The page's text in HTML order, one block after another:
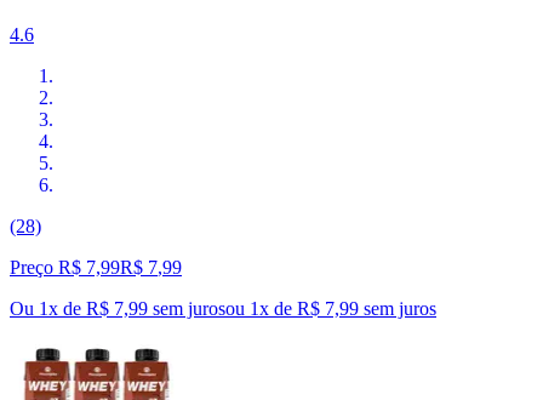
4.6
(28)
Preço R$ 7,99R$ 7,99
Ou 1x de R$ 7,99 sem jurosou 1x de R$ 7,99 sem juros